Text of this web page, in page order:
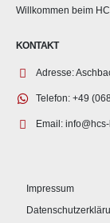
Willkommen beim
KONTAKT
Adresse:
Telefon: +49
Email:
Impressum